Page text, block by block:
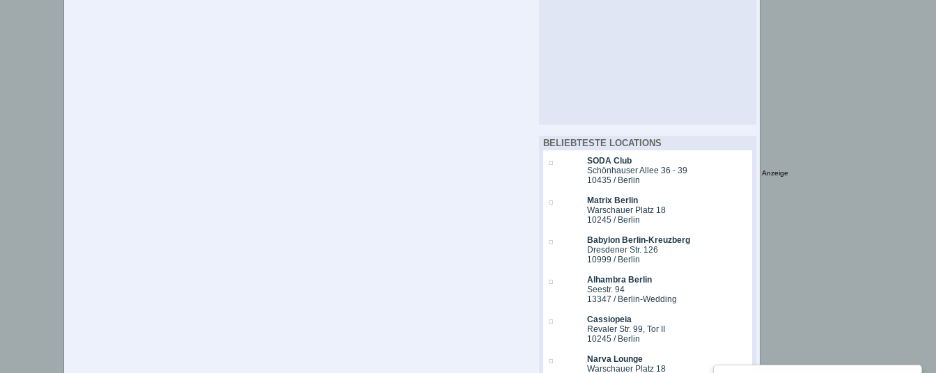
BELIEBTESTE LOCATIONS
SODA Club
Schönhauser Allee 36 - 39
10435 / Berlin
Matrix Berlin
Warschauer Platz 18
10245 / Berlin
Babylon Berlin-Kreuzberg
Dresdener Str. 126
10999 / Berlin
Alhambra Berlin
Seestr. 94
13347 / Berlin-Wedding
Cassiopeia
Revaler Str. 99, Tor II
10245 / Berlin
Narva Lounge
Warschauer Platz 18
Anzeige